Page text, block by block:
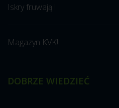
Iskry fruwają !
Magazyn KVK!
DOBRZE WIEDZIEĆ